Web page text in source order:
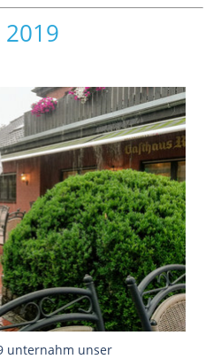
unternahm unser